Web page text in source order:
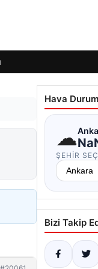
Hava
☁
ŞEHIR SEÇ
Bizi Takip